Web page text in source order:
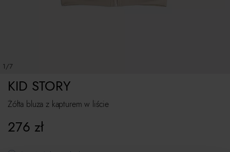
1/7
Żółta bluza z kapturem w liście
KID STORY
276 zł